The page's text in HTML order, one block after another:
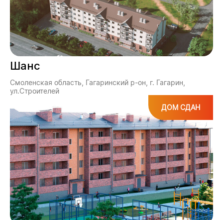
Шанс
Смоленская область, Гагаринский р-он, г. Гагарин,
ул.Строителей
ДОМ СДАН